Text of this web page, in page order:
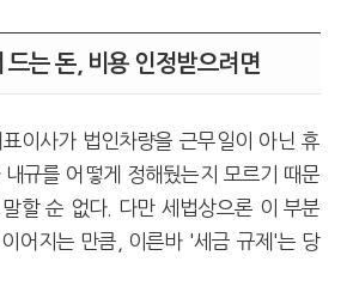
드는 돈, 비용 인정받으려면
이사가 법인차량을 근무일이 아닌 휴
규를 어떻게 정해뒀는지 모르기 때문
할 순 없다. 다만 세법상으론 이 부분
어지는 만큼, 이른바 '세금 규제'는 당